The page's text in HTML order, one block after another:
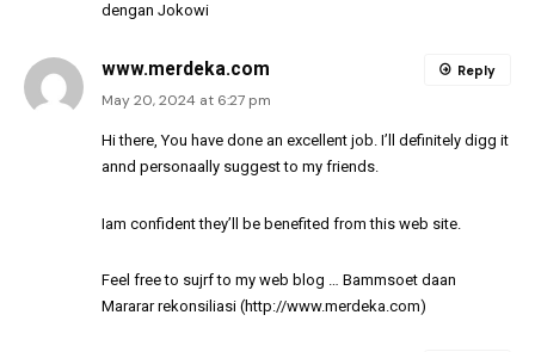
dengan Jokowi
www.merdeka.com
May 20, 2024 at 6:27 pm
Hi there, You have done an excellent job. I’ll definitely digg it
annd personaally suggest to my friends.
Iam confident they’ll be benefited from this web site.
Feel free to sujrf to my web blog … Bammsoet daan
Mararar rekonsiliasi (http://www.merdeka.com)
Reply